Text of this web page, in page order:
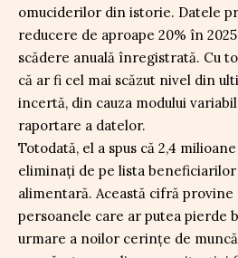
omuciderilor din istorie. Datele
reducere de aproape 20% în
scădere anuală înregistrată. Cu
că ar fi cel mai scăzut nivel din
incertă, din cauza modului
raportare a datelor.
Totodată, el a spus că 2,4
eliminați de pe lista
alimentară. Această cifră
persoanele care ar putea pierde
urmare a noilor cerințe de